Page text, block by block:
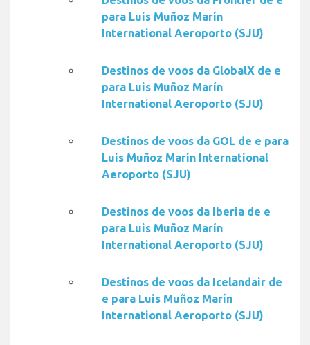
para Luis Muñoz Marín
International Aeroporto (SJU)
Destinos de voos da GlobalX de e
para Luis Muñoz Marín
International Aeroporto (SJU)
Destinos de voos da GOL de e para
Luis Muñoz Marín International
Aeroporto (SJU)
Destinos de voos da Iberia de e
para Luis Muñoz Marín
International Aeroporto (SJU)
Destinos de voos da Icelandair de
e para Luis Muñoz Marín
International Aeroporto (SJU)